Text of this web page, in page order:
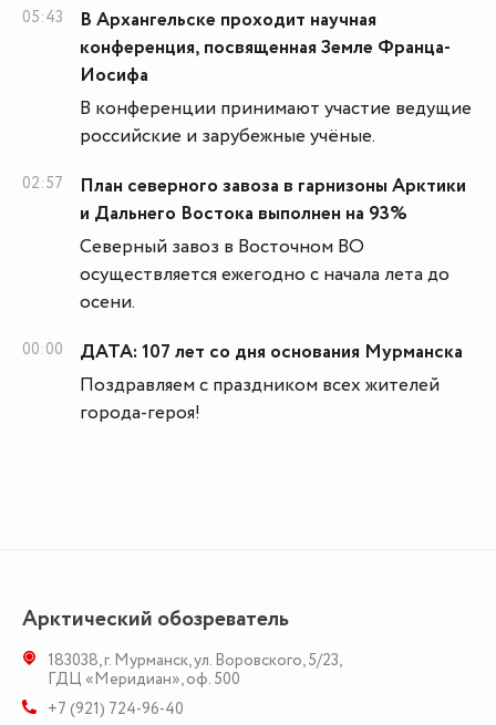
05:43
В Архангельске проходит научная
конференция, посвященная Земле Франца-
Иосифа
В конференции принимают участие ведущие
российские и зарубежные учёные.
02:57
План северного завоза в гарнизоны Арктики
и Дальнего Востока выполнен на 93%
Северный завоз в Восточном ВО
осуществляется ежегодно с начала лета до
осени.
00:00
ДАТА: 107 лет со дня основания Мурманска
Поздравляем с праздником всех жителей
города-героя!
Арктический обозреватель
183038,г. Мурманск,ул. Воровского, 5/23,
ГДЦ «Меридиан», оф. 500
+7 (921) 724-96-40